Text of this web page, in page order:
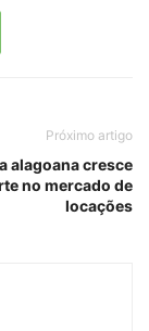
Próximo artigo
alagoana cresce
no mercado de
locações